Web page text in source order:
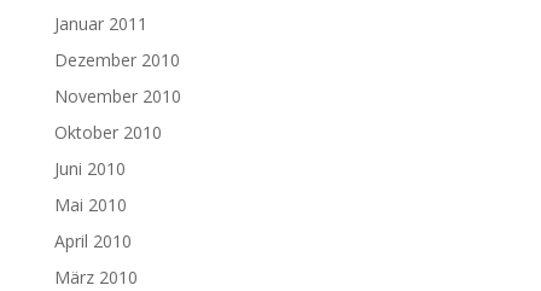
Januar 2011
Dezember 2010
November 2010
Oktober 2010
Juni 2010
Mai 2010
April 2010
März 2010